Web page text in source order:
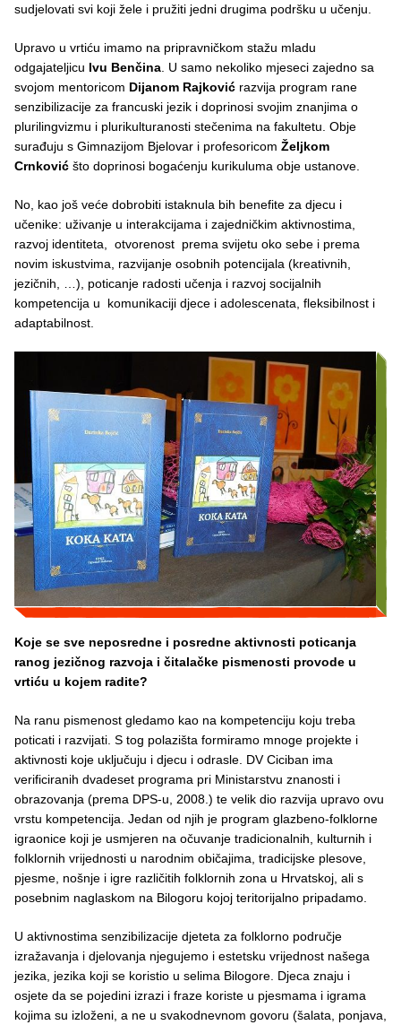
sudjelovati svi koji žele i pružiti jedni drugima podršku u učenju.
Upravo u vrtiću imamo na pripravničkom stažu mladu
odgajateljicu Ivu Benčina . U samo nekoliko mjeseci zajedno sa
svojom mentoricom Dijanom Rajković razvija program rane
senzibilizacije za francuski jezik i doprinosi svojim znanjima o
plurilingvizmu i plurikulturanosti stečenima na fakultetu. Obje
surađuju s Gimnazijom Bjelovar i profesoricom Željkom
Crnković što doprinosi bogaćenju kurikuluma obje ustanove.
No, kao još veće dobrobiti istaknula bih benefite za djecu i
učenike: uživanje u interakcijama i zajedničkim aktivnostima,
razvoj identiteta, otvorenost prema svijetu oko sebe i prema
novim iskustvima, razvijanje osobnih potencijala (kreativnih,
jezičnih, …), poticanje radosti učenja i razvoj socijalnih
kompetencija u komunikaciji djece i adolescenata, fleksibilnost i
adaptabilnost.
Koje se sve neposredne i posredne aktivnosti poticanja
ranog jezičnog razvoja i čitalačke pismenosti provode u
vrtiću u kojem radite?
Na ranu pismenost gledamo kao na kompetenciju koju treba
poticati i razvijati. S tog polazišta formiramo mnoge projekte i
aktivnosti koje uključuju i djecu i odrasle. DV Ciciban ima
verificiranih dvadeset programa pri Ministarstvu znanosti i
obrazovanja (prema DPS-u, 2008.) te velik dio razvija upravo ovu
vrstu kompetencija. Jedan od njih je program glazbeno-folklorne
igraonice koji je usmjeren na očuvanje tradicionalnih, kulturnih i
folklornih vrijednosti u narodnim običajima, tradicijske plesove,
pjesme, nošnje i igre različitih folklornih zona u Hrvatskoj, ali s
posebnim naglaskom na Bilogoru kojoj teritorijalno pripadamo.
U aktivnostima senzibilizacije djeteta za folklorno područje
izražavanja i djelovanja njegujemo i estetsku vrijednost našega
jezika, jezika koji se koristio u selima Bilogore. Djeca znaju i
osjete da se pojedini izrazi i fraze koriste u pjesmama i igrama
kojima su izloženi, a ne u svakodnevnom govoru (šalata, ponjava,